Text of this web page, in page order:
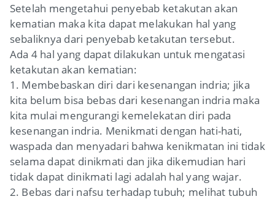
Setelah mengetahui penyebab ketakutan akan
kematian maka kita dapat melakukan hal yang
sebaliknya dari penyebab ketakutan tersebut.
Ada 4 hal yang dapat dilakukan untuk mengatasi
ketakutan akan kematian:
1. Membebaskan diri dari kesenangan indria; jika
kita belum bisa bebas dari kesenangan indria maka
kita mulai mengurangi kemelekatan diri pada
kesenangan indria. Menikmati dengan hati-hati,
waspada dan menyadari bahwa kenikmatan ini tidak
selama dapat dinikmati dan jika dikemudian hari
tidak dapat dinikmati lagi adalah hal yang wajar.
2. Bebas dari nafsu terhadap tubuh; melihat tubuh